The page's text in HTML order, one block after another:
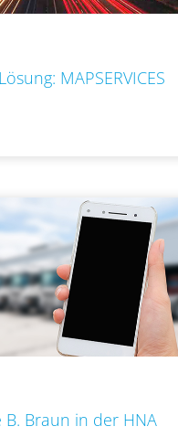
MAPSERVICES
B. Braun in der HNA